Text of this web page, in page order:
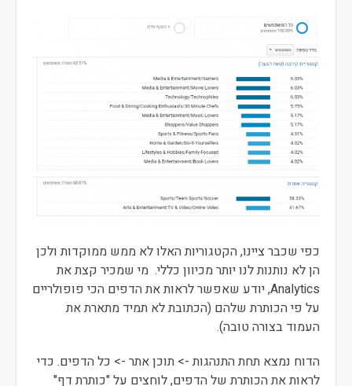
כפי שכבר ציינו, הקטגוריות האלו לא ממש ממוקדות ולכן
הן לא נותנות לנו יותר מכיוון כללי. מי שמכיר קצת את
Analytics, יודע שאפשר לראות את הדפים הכי פופולריים
על פי הכותרת שלהם (הכתובת לא תמיד מתארת את
העמוד בצורה טובה).
הדוח נמצא תחת התנהגות -> תוכן אתר -> כל הדפים. כדי
לראות את הכותרת של הדפים, לוחצים על "כותרת דף"